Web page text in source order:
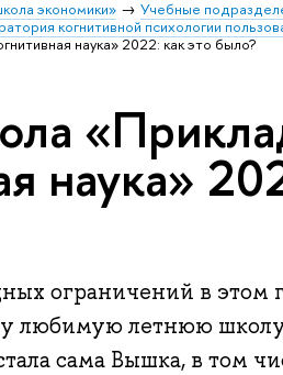
экономики» Учебные
когнитивной психологии
наука» 2022: как это было?
наука»
ограничений в этом
любимую летнюю
сама Вышка, в том